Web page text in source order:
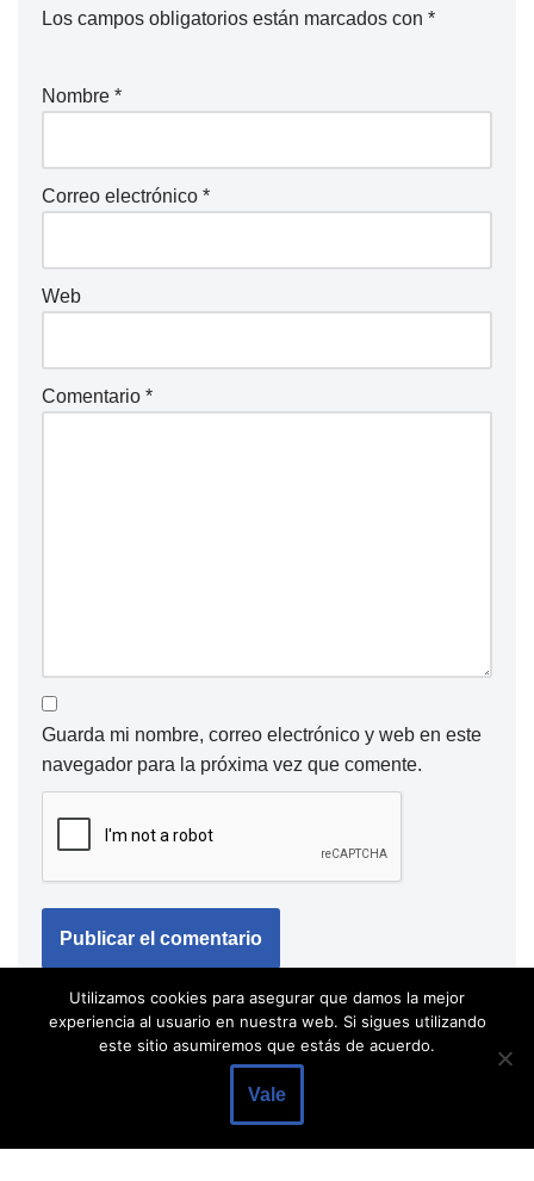
Los campos obligatorios están marcados con *
Nombre *
Correo electrónico *
Web
Comentario *
Guarda mi nombre, correo electrónico y web en este
navegador para la próxima vez que comente.
Utilizamos cookies para asegurar que damos la mejor
experiencia al usuario en nuestra web. Si sigues utilizando
este sitio asumiremos que estás de acuerdo.
Vale